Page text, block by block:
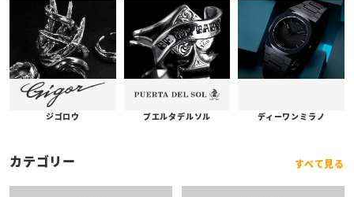
ジゴロウ プエルタデルソル ディーワンミラノ
カテゴリー すべて見る